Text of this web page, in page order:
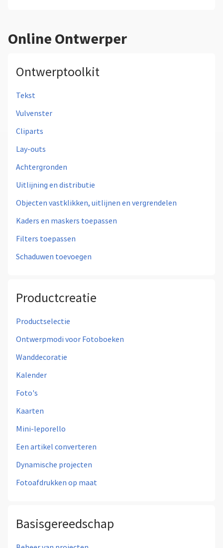
Online Ontwerper
Ontwerptoolkit
Tekst
Vulvenster
Cliparts
Lay-outs
Achtergronden
Uitlijning en distributie
Objecten vastklikken, uitlijnen en vergrendelen
Kaders en maskers toepassen
Filters toepassen
Schaduwen toevoegen
Productcreatie
Productselectie
Ontwerpmodi voor Fotoboeken
Wanddecoratie
Kalender
Foto's
Kaarten
Mini-leporello
Een artikel converteren
Dynamische projecten
Fotoafdrukken op maat
Basisgereedschap